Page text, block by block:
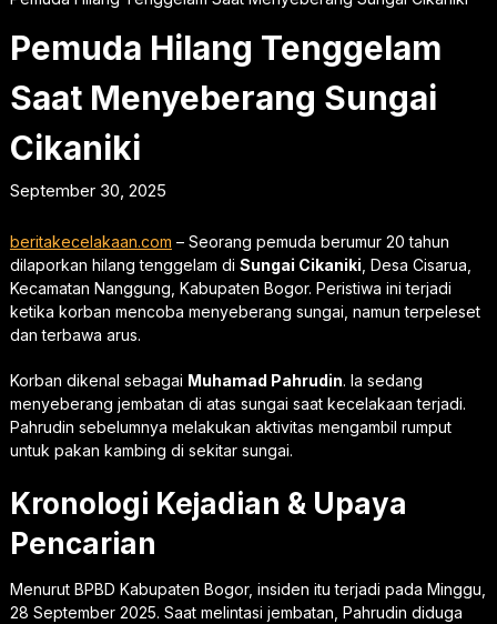
Pemuda Hilang Tenggelam
Saat Menyeberang Sungai
Cikaniki
September 30, 2025
beritakecelakaan.com – Seorang pemuda berumur 20 tahun
dilaporkan hilang tenggelam di Sungai Cikaniki , Desa Cisarua,
Kecamatan Nanggung, Kabupaten Bogor. Peristiwa ini terjadi
ketika korban mencoba menyeberang sungai, namun terpeleset
dan terbawa arus.
Korban dikenal sebagai Muhamad Pahrudin. Ia sedang
menyeberang jembatan di atas sungai saat kecelakaan terjadi.
Pahrudin sebelumnya melakukan aktivitas mengambil rumput
untuk pakan kambing di sekitar sungai.
Kronologi Kejadian & Upaya
Pencarian
Menurut BPBD Kabupaten Bogor, insiden itu terjadi pada Minggu,
28 September 2025. Saat melintasi jembatan, Pahrudin diduga